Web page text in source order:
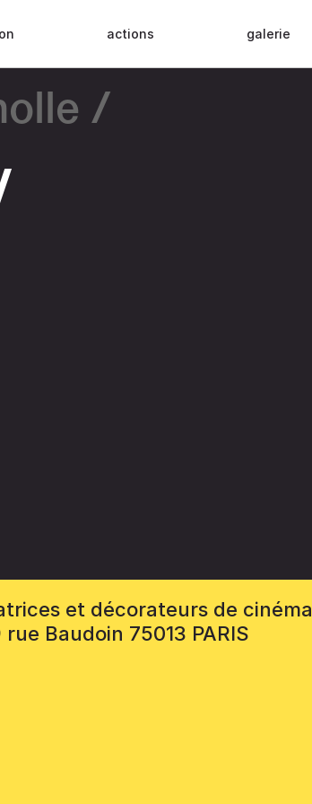
actions galerie
et décorateurs de cinéma
Baudoin 75013 PARIS